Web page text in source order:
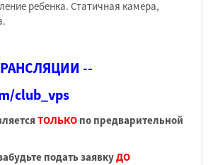
ребенка. Статичная камера,
--
club_vps
ТОЛЬКО по предварительной
подать заявкуДО